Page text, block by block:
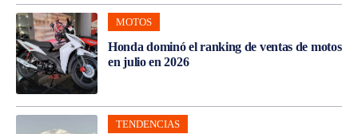
MOTOS
Honda dominó el ranking de ventas de motos
en julio en 2026
TENDENCIAS